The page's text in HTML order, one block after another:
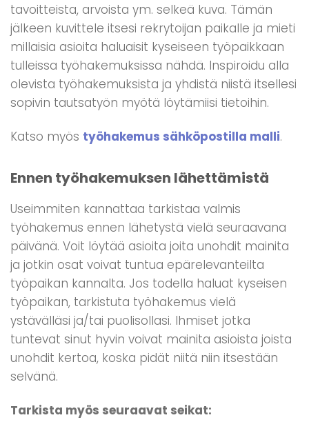
tavoitteista, arvoista ym. selkeä kuva. Tämän
jälkeen kuvittele itsesi rekrytoijan paikalle ja mieti
millaisia asioita haluaisit kyseiseen työpaikkaan
tulleissa työhakemuksissa nähdä. Inspiroidu alla
olevista työhakemuksista ja yhdistä niistä itsellesi
sopivin tautsatyön myötä löytämiisi tietoihin.
Katso myös työhakemus sähköpostilla malli.
Ennen työhakemuksen lähettämistä
Useimmiten kannattaa tarkistaa valmis
työhakemus ennen lähetystä vielä seuraavana
päivänä. Voit löytää asioita joita unohdit mainita
ja jotkin osat voivat tuntua epärelevanteilta
työpaikan kannalta. Jos todella haluat kyseisen
työpaikan, tarkistuta työhakemus vielä
ystävälläsi ja/tai puolisollasi. Ihmiset jotka
tuntevat sinut hyvin voivat mainita asioista joista
unohdit kertoa, koska pidät niitä niin itsestään
selvänä.
Tarkista myös seuraavat seikat: